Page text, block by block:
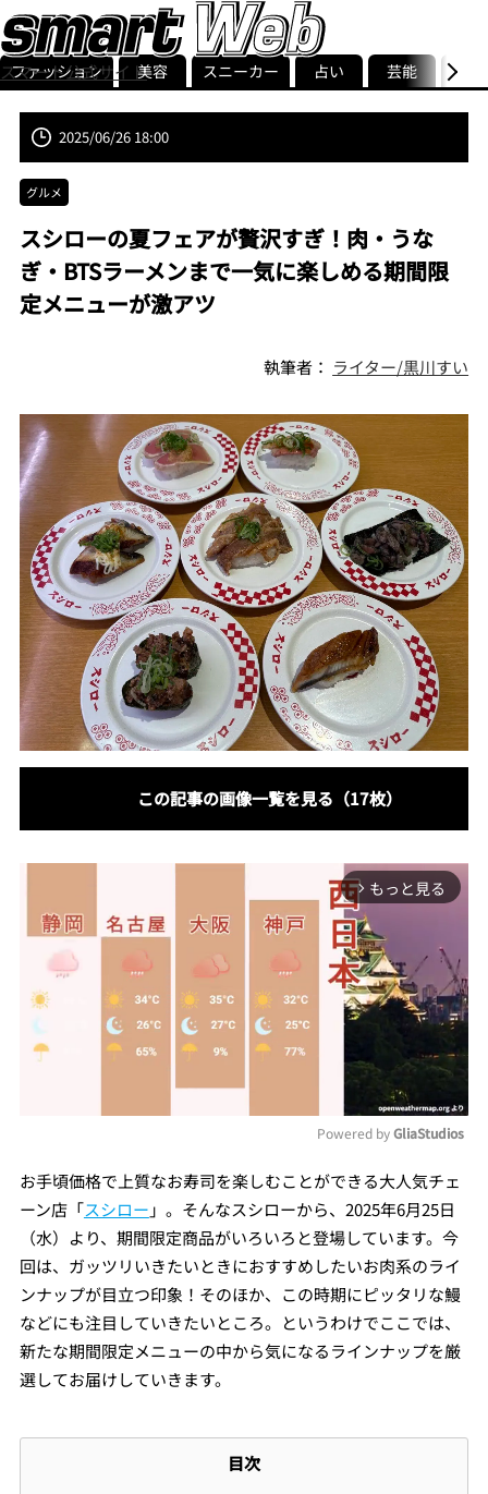
スマート公式サイト
smart最新号
記事一覧ランキング
ストリ
ファッション 美容 スニーカー 占い 芸能 グル
2025/06/26 18:00
グルメ
スシローの夏フェアが贅沢すぎ！肉・うな
ぎ・BTSラーメンまで一気に楽しめる期間限
定メニューが激アツ
執筆者： ライター/黒川すい
この記事の画像一覧を見る（17枚）
arrow_forward_ios もっと見る
Mute
Powered by GliaStudios
お手頃価格で上質なお寿司を楽しむことができる大人気チェ
ーン店「スシロー 」。そんなスシローから、2025年6月25日
（水）より、期間限定商品がいろいろと登場しています。今
回は、ガッツリいきたいときにおすすめしたいお肉系のライ
ンナップが目立つ印象！そのほか、この時期にピッタリな鰻
などにも注目していきたいところ。というわけでここでは、
新たな期間限定メニューの中から気になるラインナップを厳
選してお届けしていきます。
目次